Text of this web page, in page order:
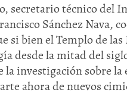
secretario técnico del
Sánchez Nava,
si bien el Templo de
desde la mitad del
investigación sobre
ahora de nuevos